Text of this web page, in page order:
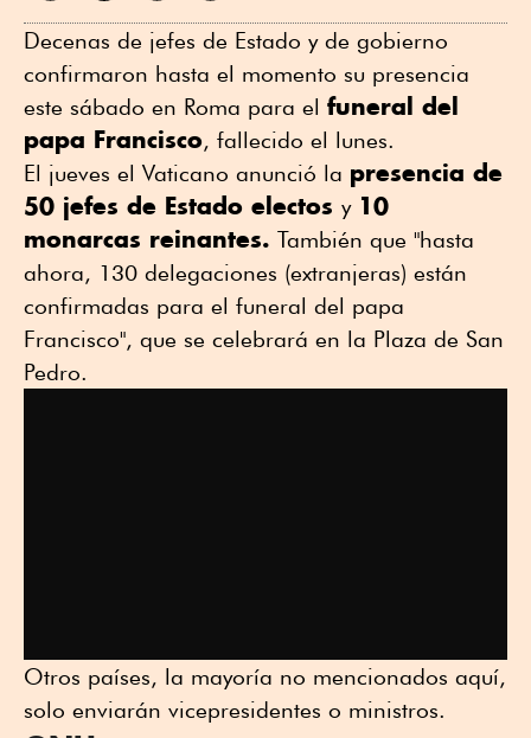
Decenas de jefes de Estado y de gobierno
confirmaron hasta el momento su presencia
este sábado en Roma para el funeral del
papa Francisco, fallecido el lunes.
El jueves el Vaticano anunció la presencia de
50 jefes de Estado electos y 10
monarcas reinantes. También que "hasta
ahora, 130 delegaciones (extranjeras) están
confirmadas para el funeral del papa
Francisco", que se celebrará en la Plaza de San
Pedro.
Otros países, la mayoría no mencionados aquí,
solo enviarán vicepresidentes o ministros.